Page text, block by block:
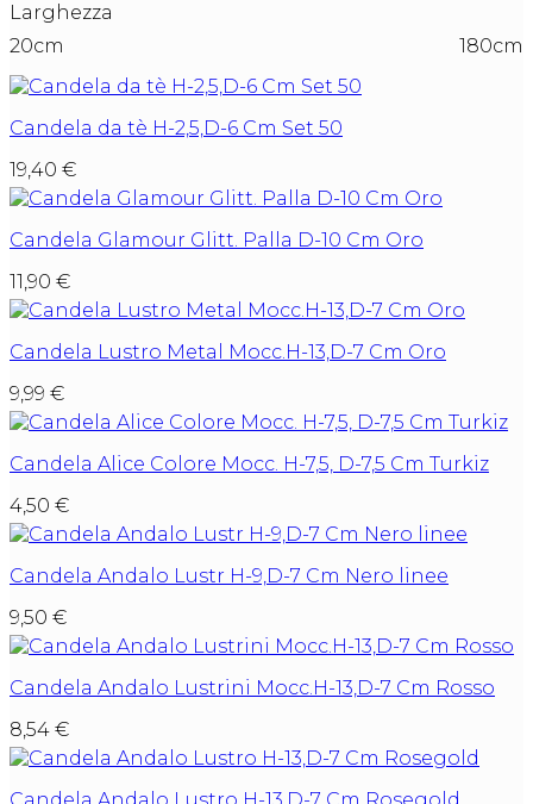
Larghezza
20cm
180cm
Candela da tè H-2,5,D-6 Cm Set 50
19,40 €
Candela Glamour Glitt. Palla D-10 Cm Oro
11,90 €
Candela Lustro Metal Mocc.H-13,D-7 Cm Oro
9,99 €
Candela Alice Colore Mocc. H-7,5, D-7,5 Cm Turkiz
4,50 €
Candela Andalo Lustr H-9,D-7 Cm Nero linee
9,50 €
Candela Andalo Lustrini Mocc.H-13,D-7 Cm Rosso
8,54 €